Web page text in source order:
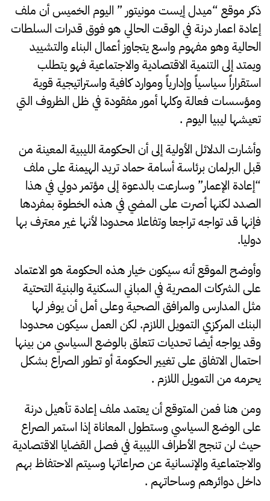
ذكر موقع “ميدل إيست مونيتور ” اليوم الخميس أن ملف
إعادة اعمار درنة في الوقت الحالي هو فوق قدرات السلطات
الحالية وهو مفهوم واسع يتجاوز أعمال البناء والتشييد
ويمتد إلى التنمية الاقتصادية والاجتماعية فهو يتطلب
استقراراً سياسياً وإدارياً وموارد كافية واستراتيجية قوية
ومؤسسات فعالة وكلها أمور مفقودة في ظل الظروف التي
تعيشها ليبيا اليوم .
وأشارت الدلائل الأولية إلى أن الحكومة الليبية المعينة من
قبل البرلمان برئاسة أسامة حماد تريد الهيمنة على ملف
“إعادة الإعمار” وسارعت بالدعوة إلى مؤتمر دولي في هذا
الصدد لكنها أصرت على المضي في هذه الخطوة بمفردها
فإنها قد تواجه تراجعا وتفاعلا محدودا لأنها غير معترف بها
دوليا.
وأوضح الموقع أنه سيكون خيار هذه الحكومة هو الاعتماد
على الشركات المصرية في المباني السكنية والبنية التحتية
مثل المدارس والمرافق الصحية وعلى أمل أن يوفر لها
البنك المركزي التمويل اللازم. لكن العمل سيكون محدودا
وقد يواجه أيضا تحديات تتعلق بالوضع السياسي من بينها
احتمال الاتفاق على تغيير الحكومة أو تطور الصراع بشكل
يحرمه من التمويل اللازم .
ومن هنا فمن المتوقع أن يعتمد ملف إعادة تأهيل درنة
على الوضع السياسي وستطول المعاناة إذا استمر الصراع
حيث لن تنجح الأطراف الليبية في فصل القضايا الاقتصادية
والاجتماعية والإنسانية عن صراعاتها وسيتم الاحتفاظ بهم
داخل دوائرهم وساحاتهم .